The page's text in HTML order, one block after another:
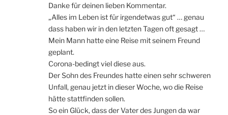
Danke für deinen lieben Kommentar.
„Alles im Leben ist für irgendetwas gut“ … genau
dass haben wir in den letzten Tagen oft gesagt …
Mein Mann hatte eine Reise mit seinem Freund
geplant.
Corona-bedingt viel diese aus.
Der Sohn des Freundes hatte einen sehr schweren
Unfall, genau jetzt in dieser Woche, wo die Reise
hätte stattfinden sollen.
So ein Glück, dass der Vater des Jungen da war